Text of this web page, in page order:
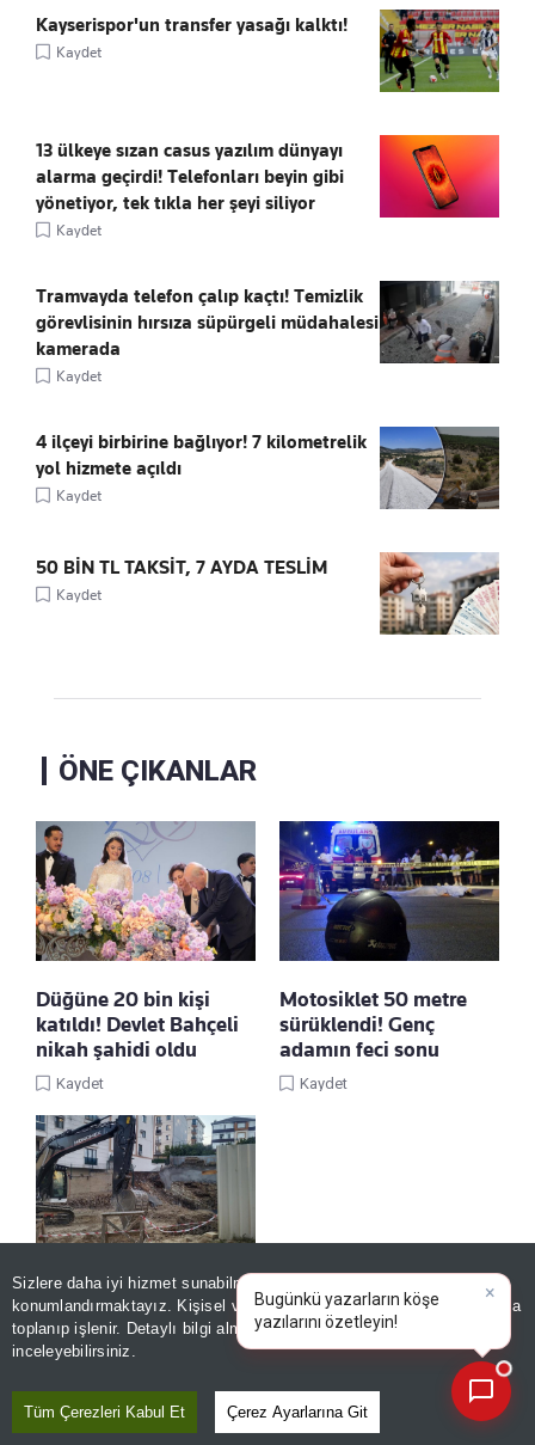
Sizlere daha iyi hizmet sunabilmek adına sitemizde
konumlandırmaktayız. Kişisel verileriniz, KVKK ve GDPR kapsamında
toplanıp işlenir. Detaylı bilgi almak içinAydınlatma Metnimizi
inceleyebilirsiniz.
Tüm Çerezleri Kabul Et Çerez Ayarlarına Git
Kayserispor'un transfer yasağı kalktı!
Kaydet
13 ülkeye sızan casus yazılım dünyayı
alarma geçirdi! Telefonları beyin gibi
yönetiyor, tek tıkla her şeyi siliyor
Kaydet
Tramvayda telefon çalıp kaçtı! Temizlik
görevlisinin hırsıza süpürgeli müdahalesi
kamerada
Kaydet
4 ilçeyi birbirine bağlıyor! 7 kilometrelik
yol hizmete açıldı
Kaydet
50 BİN TL TAKSİT, 7 AYDA TESLİM
Kaydet
ÖNE ÇIKANLAR
Düğüne 20 bin kişi
katıldı! Devlet Bahçeli
nikah şahidi oldu
Kaydet
Motosiklet 50 metre
sürüklendi! Genç
adamın feci sonu
Kaydet
İstanbul'da yürekler
ağza geldi! İnşaatın
istinat duvarı çöktü:
Yanındaki 5 katlı bina
boşaltıldı
×
Bugünkü yazarların köşe
yazıların|